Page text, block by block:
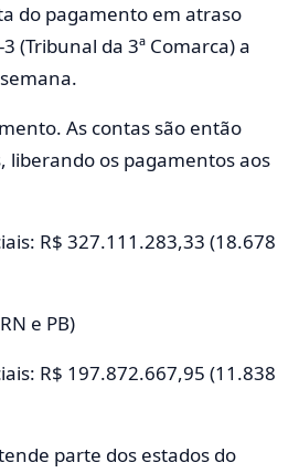
do pagamento em atraso
(Tribunal da 3ª Comarca) a
As contas são então
liberando os pagamentos aos
R$ 327.111.283,33 (18.678
e PB)
R$ 197.872.667,95 (11.838
parte dos estados do